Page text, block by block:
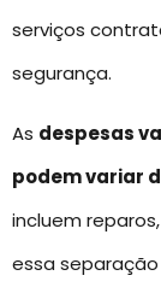
serviços
segurança.
As despesas
podem variar
incluem
essa